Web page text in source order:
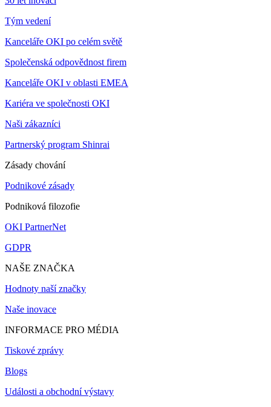
Tým vedení
Kanceláře OKI po celém světě
Společenská odpovědnost firem
Kanceláře OKI v oblasti EMEA
Kariéra ve společnosti OKI
Naši zákazníci
Partnerský program Shinrai
Zásady chování
Podnikové zásady
Podniková filozofie
OKI PartnerNet
GDPR
NAŠE ZNAČKA
Hodnoty naší značky
Naše inovace
INFORMACE PRO MÉDIA
Tiskové zprávy
Blogs
Události a obchodní výstavy